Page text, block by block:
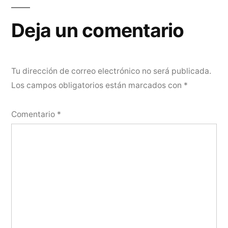
Deja un comentario
Tu dirección de correo electrónico no será publicada.
Los campos obligatorios están marcados con *
Comentario *